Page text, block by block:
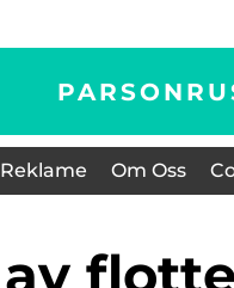
Reklame Om Oss